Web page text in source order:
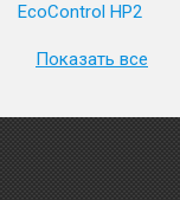
EcoControl HP2
Показать все